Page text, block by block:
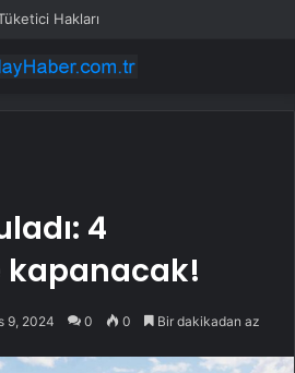
Hakları
4
9, 2024 0 0 Bir dakikadan az